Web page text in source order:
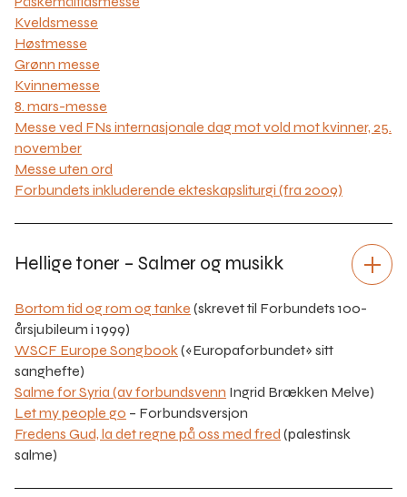
Kveldsmesse
Høstmesse
Grønn messe
Kvinnemesse
8. mars-messe
Messe ved FNs internasjonale dag mot vold mot kvinner, 25.
november
Messe uten ord
Forbundets inkluderende ekteskapsliturgi (fra 2009)
Hellige toner – Salmer og musikk
Bortom tid og rom og tanke (skrevet til Forbundets 100-
årsjubileum i 1999)
WSCF Europe Songbook(«Europaforbundet» sitt
sanghefte)
Salme for Syria (av forbundsvenn Ingrid Brækken Melve)
Let my people go – Forbundsversjon
Fredens Gud, la det regne på oss med fred (palestinsk
salme)